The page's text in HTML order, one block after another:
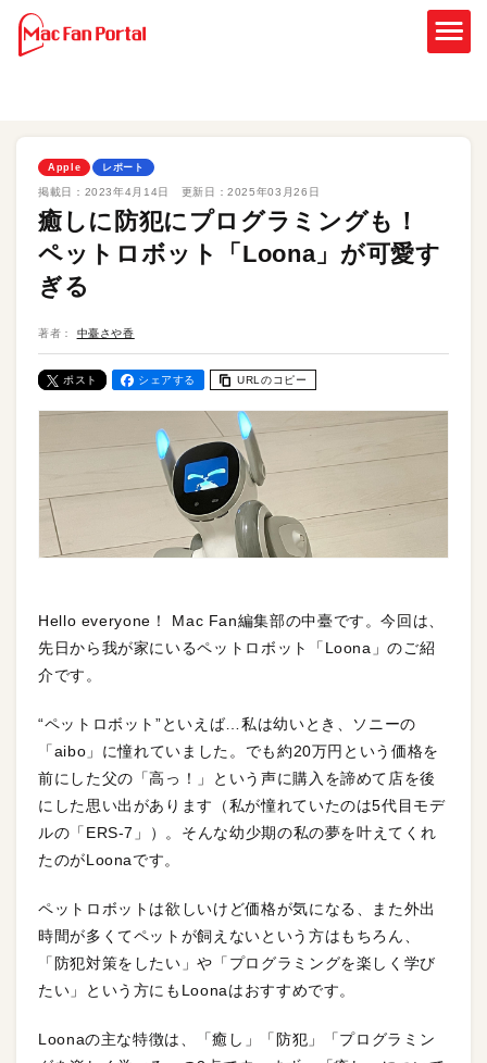
Apple レポート
掲載日： 2023年4月14日 更新日：2025年03月26日
癒しに防犯にプログラミングも！
ペットロボット「Loona」が可愛す
ぎる
著者： 中臺さや香
ポスト シェアする URLのコピー
Hello everyone！ Mac Fan編集部の中臺です。今回は、
先日から我が家にいるペットロボット「Loona」のご紹
介です。
“ペットロボット”といえば…私は幼いとき、ソニーの
「aibo」に憧れていました。でも約20万円という価格を
前にした父の「高っ！」という声に購入を諦めて店を後
にした思い出があります（私が憧れていたのは5代目モデ
ルの「ERS-7」）。そんな幼少期の私の夢を叶えてくれ
たのがLoonaです。
ペットロボットは欲しいけど価格が気になる、また外出
時間が多くてペットが飼えないという方はもちろん、
「防犯対策をしたい」や「プログラミングを楽しく学び
たい」という方にもLoonaはおすすめです。
Loonaの主な特徴は、「癒し」「防犯」「プログラミン